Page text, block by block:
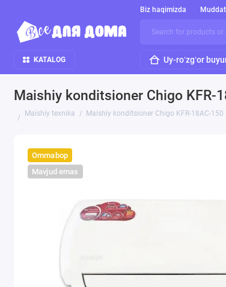
Biz haqimizda
KATALOG Uy-roʻzgʻor
Maishiy konditsioner Chigo KFR-
Maishiy texnika Maishiy konditsioner Chigo KFR-18AC-150
Ommabop
Mavjud emas